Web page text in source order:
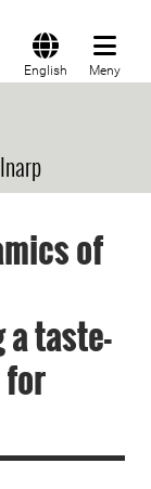
English Meny
of
taste-